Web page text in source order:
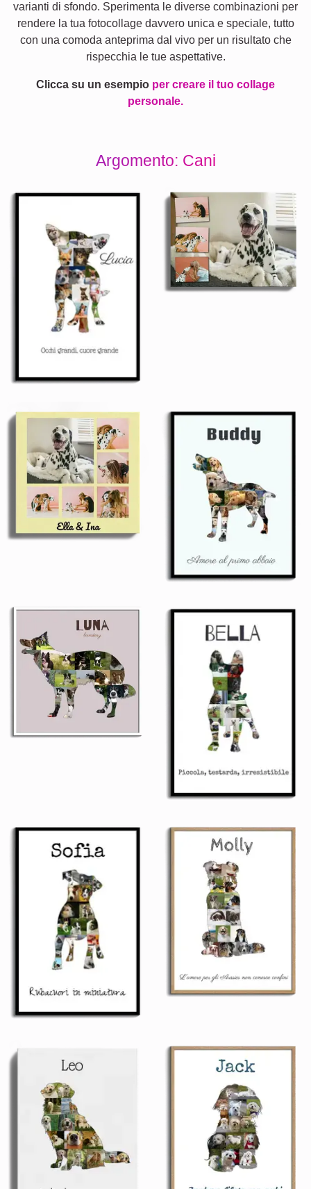
varianti di sfondo. Sperimenta le diverse combinazioni per
rendere la tua fotocollage davvero unica e speciale, tutto
con una comoda anteprima dal vivo per un risultato che
rispecchia le tue aspettative.
Clicca su un esempio per creare il tuo collage
personale.
Argomento: Cani